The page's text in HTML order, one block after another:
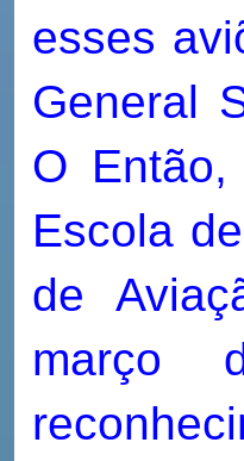
esses
General
O Então,
Escola
de
março